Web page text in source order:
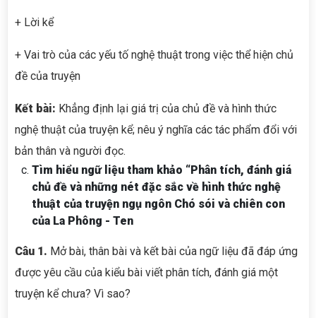
+ Lời kể
+ Vai trò của các yếu tố nghệ thuật trong việc thể hiện chủ
đề của truyện
Kết bài: Khẳng định lại giá trị của chủ đề và hình thức
nghệ thuật của truyện kể; nêu ý nghĩa các tác phẩm đổi với
bản thân và người đọc.
Tìm hiểu ngữ liệu tham khảo “Phân tích, đánh giá
chủ đề và những nét đặc sắc về hình thức nghệ
thuật của truyện ngụ ngôn Chó sói và chiên con
của La Phông - Ten
Câu 1. Mở bài, thân bài và kết bài của ngữ liệu đã đáp ứng
được yêu cầu của kiểu bài viết phân tích, đánh giá một
truyện kể chưa? Vì sao?